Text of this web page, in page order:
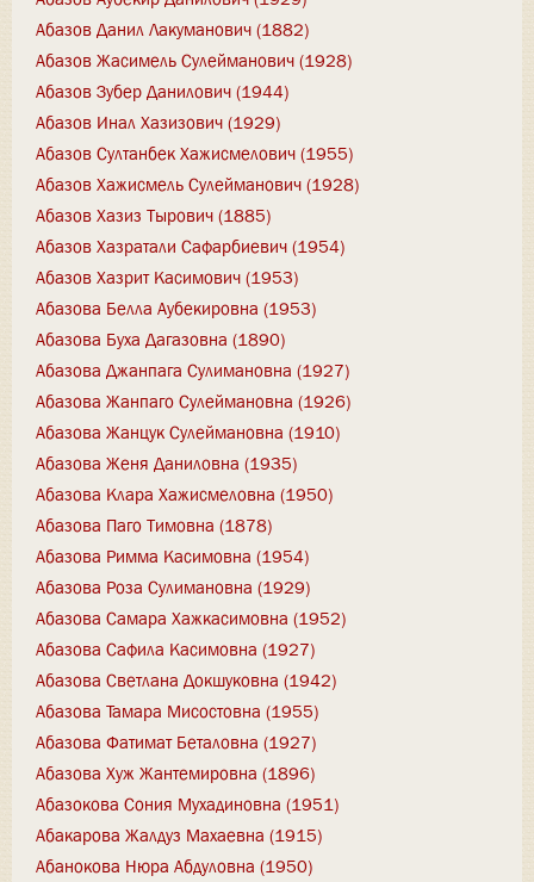
Абазов Данил Лакуманович (1882)
Абазов Жасимель Сулейманович (1928)
Абазов Зубер Данилович (1944)
Абазов Инал Хазизович (1929)
Абазов Султанбек Хажисмелович (1955)
Абазов Хажисмель Сулейманович (1928)
Абазов Хазиз Тырович (1885)
Абазов Хазратали Сафарбиевич (1954)
Абазов Хазрит Касимович (1953)
Абазова Белла Аубекировна (1953)
Абазова Буха Дагазовна (1890)
Абазова Джанпага Сулимановна (1927)
Абазова Жанпаго Сулеймановна (1926)
Абазова Жанцук Сулеймановна (1910)
Абазова Женя Даниловна (1935)
Абазова Клара Хажисмеловна (1950)
Абазова Паго Тимовна (1878)
Абазова Римма Касимовна (1954)
Абазова Роза Сулимановна (1929)
Абазова Самара Хажкасимовна (1952)
Абазова Сафила Касимовна (1927)
Абазова Светлана Докшуковна (1942)
Абазова Тамара Мисостовна (1955)
Абазова Фатимат Беталовна (1927)
Абазова Хуж Жантемировна (1896)
Абазокова Сония Мухадиновна (1951)
Абакарова Жалдуз Махаевна (1915)
Абанокова Нюра Абдуловна (1950)